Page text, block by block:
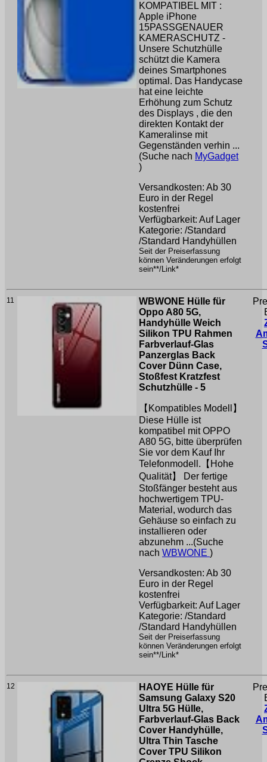
KOMPATIBEL MIT :
Apple iPhone
15PASSGENAUER
KAMERASCHUTZ -
Unsere Schutzhülle
schützt die Kamera
deines Smartphones
optimal. Das Handycase
hat eine leichte
Erhöhung zum Schutz
des Displays , die den
direkten Kontakt der
Kameralinse mit
Gegenständen verhin ...
(Suche nach MyGadget
)
Versandkosten: Ab 30
Euro in der Regel
kostenfrei
Verfügbarkeit: Auf Lager
Kategorie: /Standard
/Standard Handyhüllen
Seit der Preiserfassung
können Veränderungen erfolgt
sein**/Link*
11
WBWONE Hülle für
Oppo A80 5G,
Handyhülle Weich
Silikon TPU Rahmen
Farbverlauf-Glas
Panzerglas Back
Cover Dünn Case,
Stoßfest Kratzfest
Schutzhülle - 5
【Kompatibles Modell】
Diese Hülle ist
kompatibel mit OPPO
A80 5G, bitte überprüfen
Sie vor dem Kauf Ihr
Telefonmodell.【Hohe
Qualität】 Der fertige
Stoßfänger besteht aus
hochwertigem TPU-
Material, wodurch das
Gehäuse so einfach zu
installieren oder
abzunehm ...(Suche
nach WBWONE )
Versandkosten: Ab 30
Euro in der Regel
kostenfrei
Verfügbarkeit: Auf Lager
Kategorie: /Standard
/Standard Handyhüllen
Seit der Preiserfassung
können Veränderungen erfolgt
sein**/Link*
12
HAOYE Hülle für
Samsung Galaxy S20
Ultra 5G Hülle,
Farbverlauf-Glas Back
Cover Handyhülle,
Ultra Thin Tasche
Cover TPU Silikon